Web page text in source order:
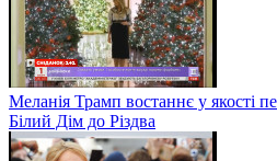
Меланія Трамп востаннє у якості
Білий Дім до Різдва